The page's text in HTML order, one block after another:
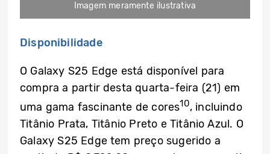
Imagem meramente ilustrativa
Disponibilidade
O Galaxy S25 Edge está disponível para
compra a partir desta quarta-feira (21) em
uma gama fascinante de cores10, incluindo
Titânio Prata, Titânio Preto e Titânio Azul. O
Galaxy S25 Edge tem preço sugerido a